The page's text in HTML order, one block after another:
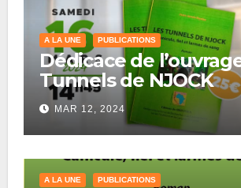
A LA UNE PUBLICATIONS
Dédicace de
Tunnels de NJOCK
MAR 12, 2024
A LA UNE PUBLICATIONS